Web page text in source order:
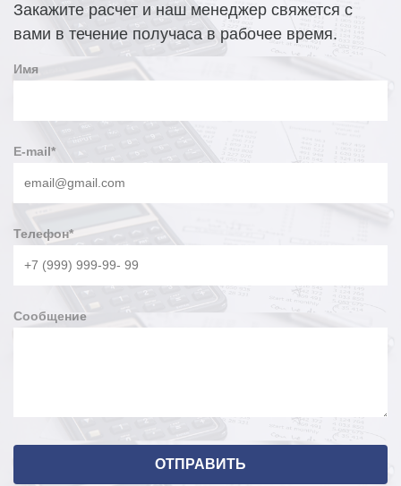
Закажите расчет и наш менеджер свяжется с
вами в течение получаса в рабочее время.
Имя
E-mail*
Телефон*
Сообщение